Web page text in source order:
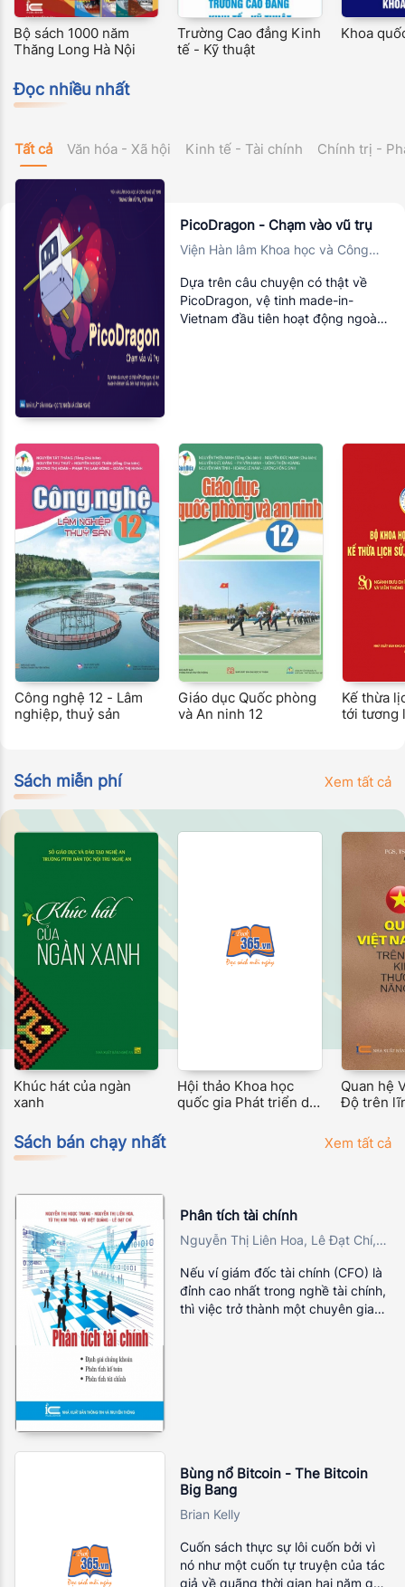
Bộ sách 1000 năm
Thăng Long Hà Nội
Trường Cao đẳng Kinh
tế - Kỹ thuật
Khoa
Đọc nhiều nhất
Tất cả Văn hóa - Xã hội Kinh tế - Tài chính Chính trị -
PicoDragon - Chạm vào vũ trụ
Viện Hàn lâm Khoa học và Công
Việt Nam
Dựa trên câu chuyện có thật về
PicoDragon, vệ tinh made-in-
Vietnam đầu tiên hoạt động ngoài
Công nghệ 12 - Lâm
nghiệp, thuỷ sản
Giáo dục Quốc phòng
và An ninh 12
Kế thừa
tới tương
Công
Sách miễn phí Xem tất cả
Khúc hát của ngàn
xanh
Hội thảo Khoa học
quốc gia Phát triển du
Quan hệ
Độ trên
lượng
Sách bán chạy nhất Xem tất cả
Phân tích tài chính
Nguyễn Thị Liên Hoa, Lê Đạt Chí,
Nguyễn Thị Ngọc Trang
Nếu ví giám đốc tài chính (CFO) là
đỉnh cao nhất trong nghề tài chính,
thì việc trở thành một chuyên gia
tích tài chính để cung cấp những
công cụ hỗ trợ giúp bạn phân tích,
dự báo và chẩn đoán bệnh tình
của công ty nhằm mục tiêu đạt
được tối đa hóa giá trị công ty và
giá chứng khoán mà bạn đang
nắm giữ.
Bùng nổ Bitcoin - The Bitcoin
Big Bang
Brian Kelly
Cuốn sách thực sự lôi cuốn bởi vì
nó như một cuốn tự truyện của tác
giả về quãng thời gian hai năm gắn